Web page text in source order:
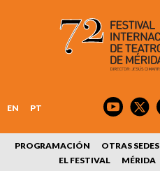
EN PT
PROGRAMACIÓN OTRAS SEDES
EL FESTIVAL
MÉRIDA